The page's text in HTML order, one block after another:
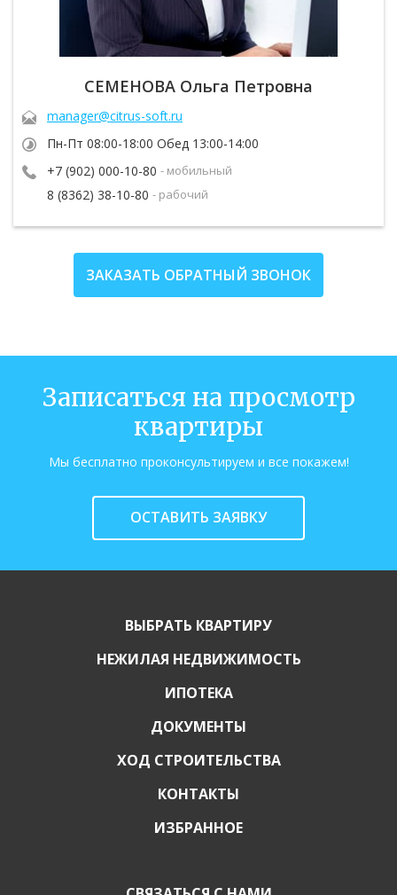
СЕМЕНОВА Ольга Петровна
manager@citrus-soft.ru
Пн-Пт 08:00-18:00 Обед 13:00-14:00
+7 (902) 000-10-80 - мобильный
8 (8362) 38-10-80 - рабочий
ЗАКАЗАТЬ ОБРАТНЫЙ ЗВОНОК
Записаться на просмотр
квартиры
Мы бесплатно проконсультируем и все покажем!
ОСТАВИТЬ ЗАЯВКУ
ВЫБРАТЬ КВАРТИРУ
НЕЖИЛАЯ НЕДВИЖИМОСТЬ
ИПОТЕКА
ДОКУМЕНТЫ
ХОД СТРОИТЕЛЬСТВА
КОНТАКТЫ
ИЗБРАННОЕ